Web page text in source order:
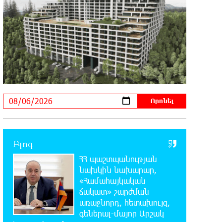
11:43:15 6-08-2026
Հայաստանը կարիք ունի Ավետիք
Չալաբյանի նման խելացի,
աշխատասեր և զարգացած մարդու. Արմեն
Մանվելյան
11:39:05 6-08-2026
Հիմա. Նարեկ Կարապետյանի
11:34:10 6-08-2026
օգոստոսի). Ազդարարվել է Հյուսիս-
Հարավ ավտոմայրուղու շինարարության
մեկնարկը. «Փաստ»
11:03:37 6-08-2026
Եվրոպական երազանք
աղքատության հետհամով.
Բլոգ
ՀՀ պաշտպանության
նախկին նախարար,
«Համահայկական
ճակատ» շարժման
առաջնորդ, հետախույզ,
գեներալ-մայոր Արշակ